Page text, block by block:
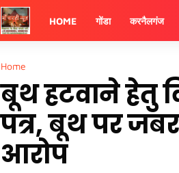
HOME गोंडा करनैलगंज
Home
बूथ हटवाने हेतु
पत्र, बूथ पर
आरोप